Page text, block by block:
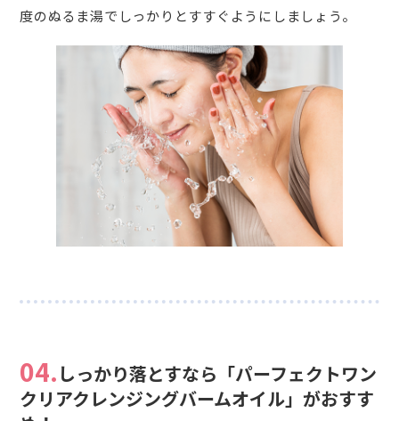
度のぬるま湯でしっかりとすすぐようにしましょう。
04. しっかり落とすなら「パーフェクトワン
クリアクレンジングバームオイル」がおすす